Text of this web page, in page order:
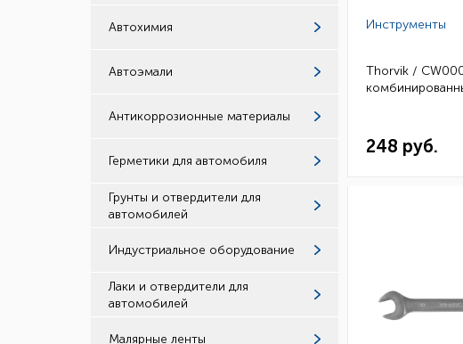
Автохимия
Автоэмали
Антикоррозионные материалы
Герметики для автомобиля
Грунты и отвердители для
автомобилей
Индустриальное оборудование
Лаки и отвердители для
автомобилей
Малярные ленты
Инструменты
Thorvik /
248 руб.